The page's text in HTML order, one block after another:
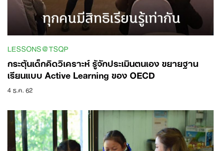
LESSONS@TSQP
กระตุ้นเด็กคิดวิเคราะห์ รู้จักประเมินตนเอง ขยายฐาน
เรียนแบบ Active Learning ของ OECD
4 ธ.ค. 62